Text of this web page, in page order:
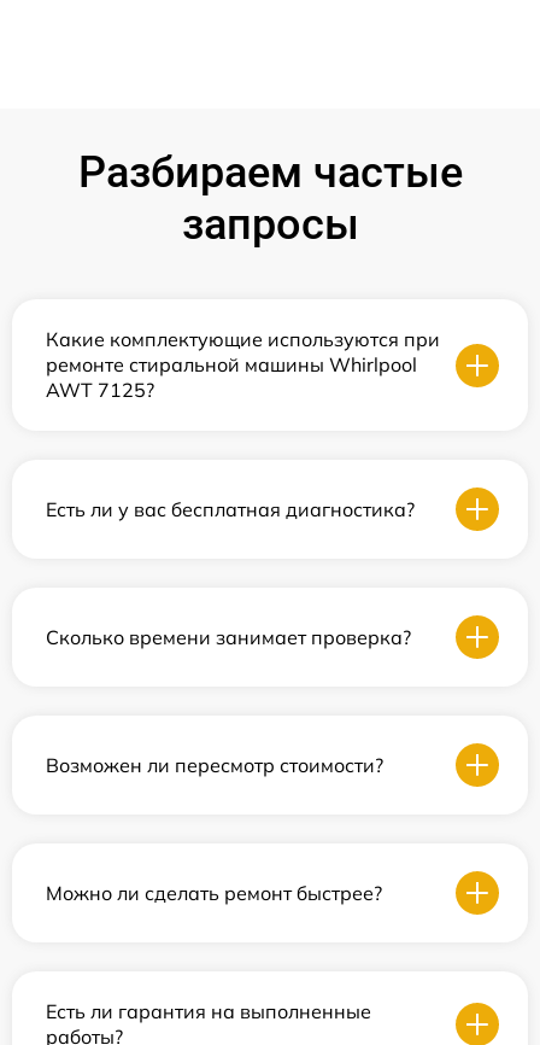
Разбираем частые
запросы
Какие комплектующие используются при
ремонте стиральной машины Whirlpool
AWT 7125?
Есть ли у вас бесплатная диагностика?
Сколько времени занимает проверка?
Возможен ли пересмотр стоимости?
Можно ли сделать ремонт быстрее?
Есть ли гарантия на выполненные
работы?